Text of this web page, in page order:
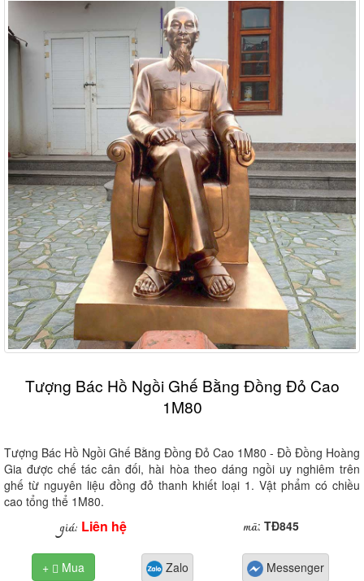
Tượng Bác Hồ Ngồi Ghế Bằng Đồng Đỏ Cao
1M80
Tượng Bác Hồ Ngồi Ghế Bằng Đồng Đỏ Cao 1M80 - Đồ Đồng Hoàng
Gia được chế tác cân đối, hài hòa theo dáng ngồi uy nghiêm trên
ghế từ nguyên liệu đồng đỏ thanh khiết loại 1. Vật phẩm có chiều
cao tổng thể 1M80.
giá: Liên hệ mã: TĐ845
+  Mua Zalo Messenger